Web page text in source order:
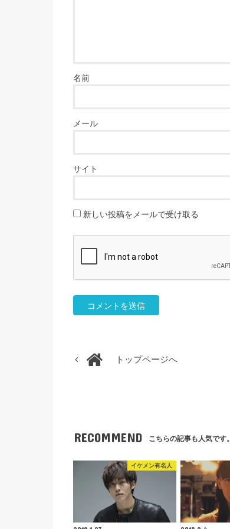
名前
メール
サイト
新しい投稿をメールで受け取る
トップページへ
RECOMMEND こちらの記事も人気です。
イケメン有名人